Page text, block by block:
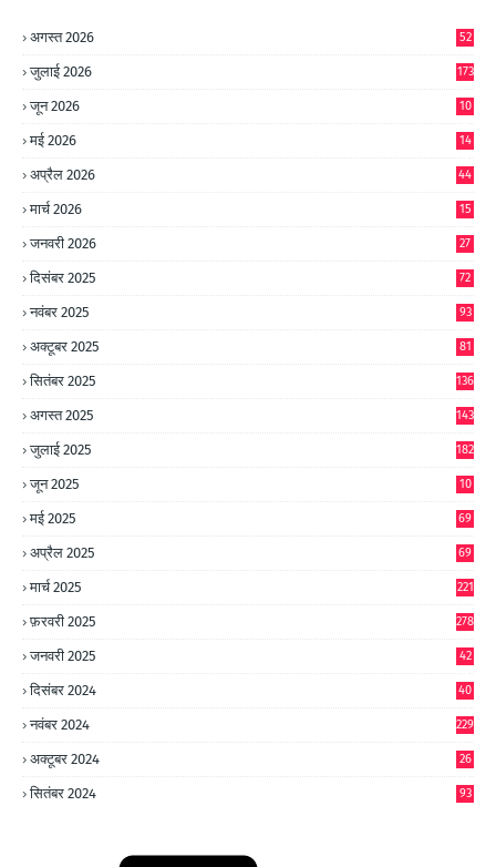
अगस्त 2026 52
जुलाई 2026 173
जून 2026
10
मई 2026
14
अप्रैल 2026 44
मार्च 2026 15
जनवरी 2026 27
दिसंबर 2025 72
नवंबर 2025 93
अक्टूबर 2025 81
सितंबर 2025 136
अगस्त 2025 143
जुलाई 2025 182
जून 2025
10
मई 2025 69
अप्रैल 2025 69
मार्च 2025 221
फ़रवरी 2025 278
जनवरी 2025
42
दिसंबर 2024
40
नवंबर 2024 229
अक्टूबर 2024
26
सितंबर 2024 93